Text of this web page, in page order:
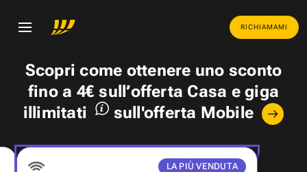
RICHIAMAMI
Scopri come ottenere uno sconto
fino a 4€ sull’offerta Casa egiga
illimitati
sull'offerta Mobile
LA PIÙ VENDUTA